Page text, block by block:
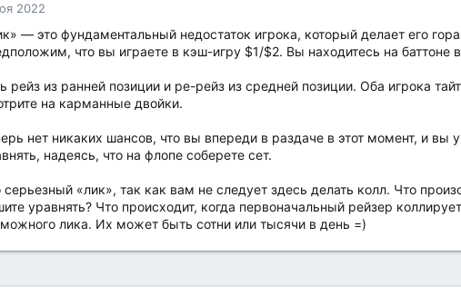
2022
— это фундаментальный недостаток игрока, который делает его
что вы играете в кэш-игру $1/$2. Вы находитесь на баттоне
рейз из ранней позиции и ре-рейз из средней позиции. Оба игрока
на карманные двойки.
нет никаких шансов, что вы впереди в раздаче в этот момент, и
надеясь, что на флопе соберете сет.
серьезный «лик», так как вам не следует здесь делать колл. Что
уравнять? Что происходит, когда первоначальный рейзер
лика. Их может быть сотни или тысячи в день =)